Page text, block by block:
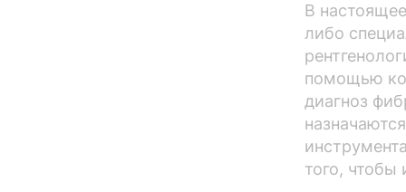
В
либо
помощью
диагноз
того, чтобы